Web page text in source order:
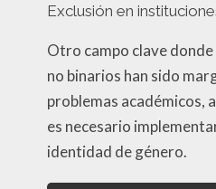
Exclusión en
Otro campo clave
no binarios han sido
problemas académicos,
es necesario
identidad de género.